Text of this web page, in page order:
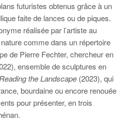
futuristes obtenus grâce à un
faite de lances ou de piques.
réalisée par l’artiste au
comme dans un répertoire
de Pierre Fechter, chercheur en
ensemble de sculptures en
the Landscape (2023), qui
bourdaine ou encore renouée
pour présenter, en trois